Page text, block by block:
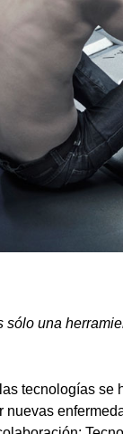
sólo una
tecnologías se
nuevas